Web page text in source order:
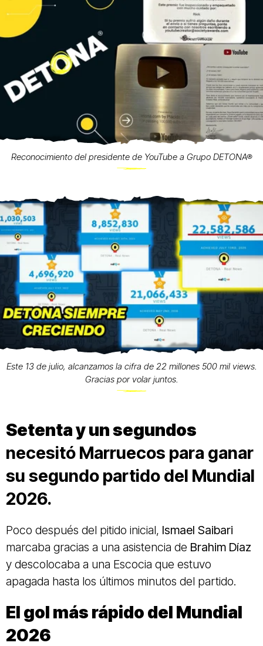
Reconocimiento del presidente de YouTube a Grupo DETONA®
Este 13 de julio, alcanzamos la cifra de 22 millones 500 mil views.
Gracias por volar juntos.
Setenta y un segundos
necesitó Marruecos para ganar
su segundo partido del Mundial
2026.
Poco después del pitido inicial, Ismael Saibari
marcaba gracias a una asistencia de Brahim Díaz
y descolocaba a una Escocia que estuvo
apagada hasta los últimos minutos del partido.
El gol más rápido del Mundial
2026